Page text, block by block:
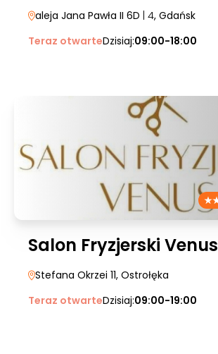
aleja Jana Pawła II 6D | 4, Gdańsk
Teraz otwarteDzisiaj:09:00-18:00
Salon Fryzjerski Venus
Stefana Okrzei 11, Ostrołęka
Teraz otwarteDzisiaj:09:00-19:00